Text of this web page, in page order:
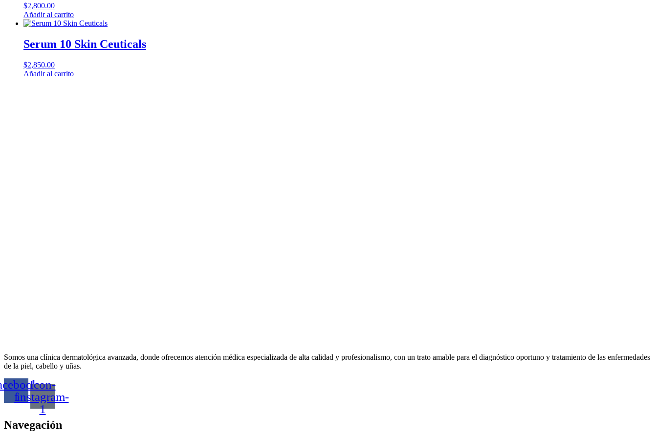
$2,800.00
Añadir al carrito
Serum 10 Skin Ceuticals
$2,850.00
Añadir al carrito
Somos una clínica dermatológica avanzada, donde ofrecemos atención médica especializada de alta calidad y profesionalismo, con un trato amable para el diagnóstico oportuno y tratamiento de las enfermedades
de la piel, cabello y uñas.
f
Icon-
instagram-
1
Navegación